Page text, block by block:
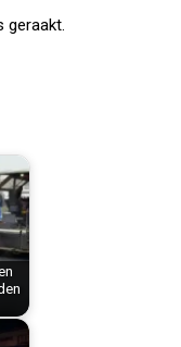
geraakt.